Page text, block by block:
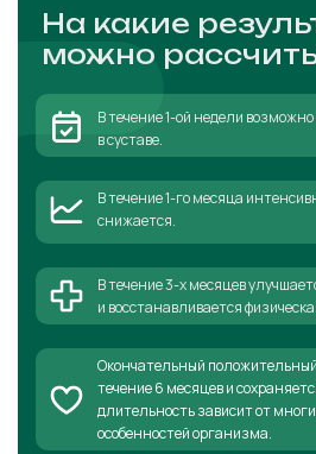
На какие
можно
В течение 1-ой недели
в суставе.
В течение 1-го месяца
снижается.
В течение 3-х месяцев
и восстанавливается
Окончательный
течение 6 месяцев и
длительность зависит от
особенностей организма.